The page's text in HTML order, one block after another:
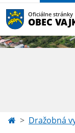
Oficiálne stránky
OBEC
Dražobná